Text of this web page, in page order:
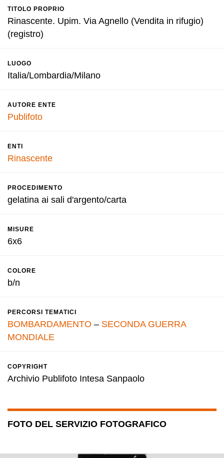
TITOLO PROPRIO
Rinascente. Upim. Via Agnello (Vendita in rifugio)
(registro)
LUOGO
Italia/Lombardia/Milano
AUTORE ENTE
Publifoto
ENTI
Rinascente
PROCEDIMENTO
gelatina ai sali d'argento/carta
MISURE
6x6
COLORE
b/n
PERCORSI TEMATICI
BOMBARDAMENTO – SECONDA GUERRA
MONDIALE
COPYRIGHT
Archivio Publifoto Intesa Sanpaolo
FOTO DEL SERVIZIO FOTOGRAFICO